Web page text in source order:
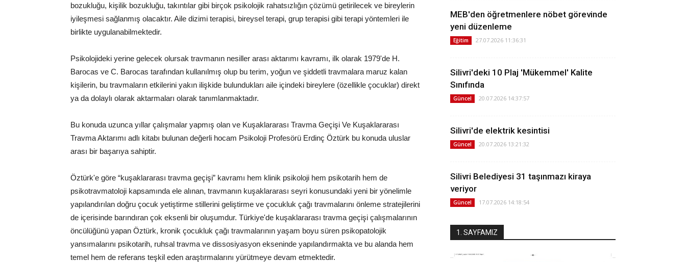
bozukluğu, kişilik bozukluğu, takıntılar gibi birçok psikolojik rahatsızlığın çözümü getirilecek ve bireylerin
iyileşmesi sağlanmış olacaktır. Aile dizimi terapisi, bireysel terapi, grup terapisi gibi terapi yöntemleri ile
birlikte uygulanabilmektedir.
Psikolojideki yerine gelecek olursak travmanın nesiller arası aktarımı kavramı, ilk olarak 1979'de H.
Barocas ve C. Barocas tarafından kullanılmış olup bu terim, yoğun ve şiddetli travmalara maruz kalan
kişilerin, bu travmaların etkilerini yakın ilişkide bulundukları aile içindeki bireylere (özellikle çocuklar) direkt
ya da dolaylı olarak aktarmaları olarak tanımlanmaktadır.
Bu konuda uzunca yıllar çalışmalar yapmış olan ve Kuşaklararası Travma Geçişi Ve Kuşaklararası
Travma Aktarımı adlı kitabı bulunan değerli hocam Psikoloji Profesörü Erdinç Öztürk bu konuda uluslar
arası bir başarıya sahiptir.
Öztürk'e göre “kuşaklararası travma geçişi” kavramı hem klinik psikoloji hem psikotarih hem de
psikotravmatoloji kapsamında ele alınan, travmanın kuşaklararası seyri konusundaki yeni bir yönelimle
yapılandırılan doğru çocuk yetiştirme stillerini geliştirme ve çocukluk çağı travmalarını önleme stratejilerini
de içerisinde barındıran çok eksenli bir oluşumdur. Türkiye'de kuşaklararası travma geçişi çalışmalarının
öncülüğünü yapan Öztürk, kronik çocukluk çağı travmalarının yaşam boyu süren psikopatolojik
yansımalarını psikotarih, ruhsal travma ve dissosiyasyon ekseninde yapılandırmakta ve bu alanda hem
temel hem de referans teşkil eden araştırmalarını yürütmeye devam etmektedir.
MEB'den öğretmenlere nöbet görevinde
yeni düzenleme
Eğitim 27.07.2026 11:36:31
Silivri'deki 10 Plaj 'Mükemmel' Kalite
Sınıfında
Güncel 20.07.2026 14:37:57
Silivri'de elektrik kesintisi
Güncel 20.07.2026 13:21:32
Silivri Belediyesi 31 taşınmazı kiraya
veriyor
Güncel 17.07.2026 14:18:54
1. SAYFAMIZ